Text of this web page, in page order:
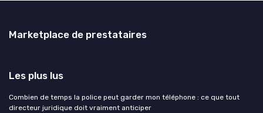
Marketplace de prestataires
Les plus lus
Combien de temps la police peut garder mon téléphone : ce que tout
directeur juridique doit vraiment anticiper